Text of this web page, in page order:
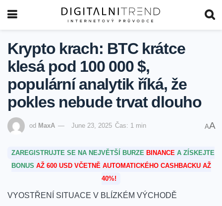
Krypto krach: BTC krátce
klesá pod 100 000 $,
populární analytik říká, že
pokles nebude trvat dlouho
od MaxA June 23, 2025 Čas: 1 min AA
ZAREGISTRUJTE SE NA NEJVĚTŠÍ BURZE BINANCE A ZÍSKEJTE
BONUS AŽ 600 USD VČETNĚ AUTOMATICKÉHO CASHBACKU AŽ
40%!
VYOSTŘENÍ SITUACE V BLÍZKÉM VÝCHODĚ